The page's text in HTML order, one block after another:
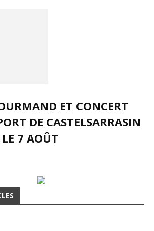
ET CONCERT
DE CASTELSARRASIN
7 AOÛT